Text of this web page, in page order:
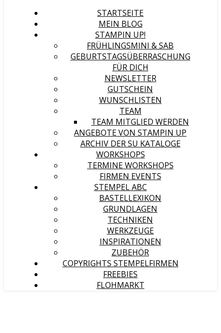
STARTSEITE
MEIN BLOG
STAMPIN UP!
FRÜHLINGSMINI & SAB
GEBURTSTAGSÜBERRASCHUNG
FÜR DICH
NEWSLETTER
GUTSCHEIN
WUNSCHLISTEN
TEAM
TEAM MITGLIED WERDEN
ANGEBOTE VON STAMPIN UP
ARCHIV DER SU KATALOGE
WORKSHOPS
TERMINE WORKSHOPS
FIRMEN EVENTS
STEMPEL ABC
BASTELLEXIKON
GRUNDLAGEN
TECHNIKEN
WERKZEUGE
INSPIRATIONEN
ZUBEHÖR
COPYRIGHTS STEMPELFIRMEN
FREEBIES
FLOHMARKT